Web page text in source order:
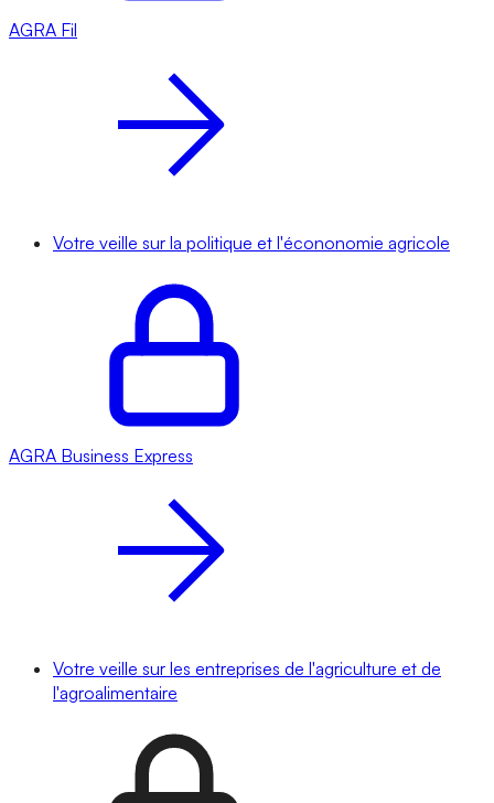
AGRA Fil
Votre veille sur la politique et l'écononomie agricole
AGRA Business Express
Votre veille sur les entreprises de l'agriculture et de
l'agroalimentaire